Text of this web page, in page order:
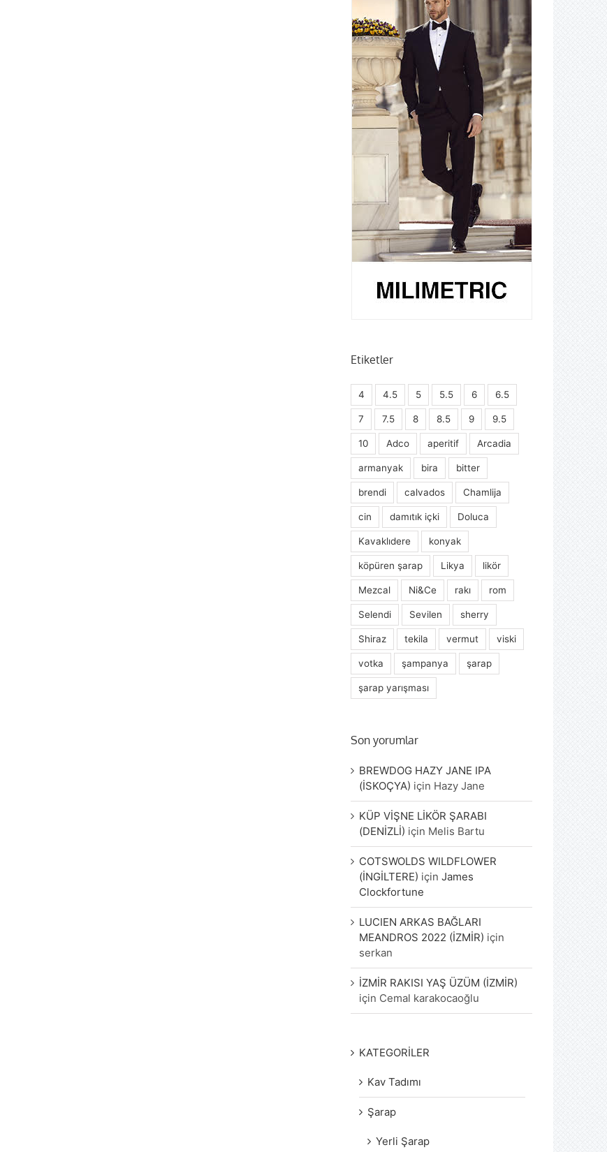
Etiketler
4 4.5 5 5.5 6 6.5
7 7.5 8 8.5 9 9.5
10 Adco aperitif Arcadia
armanyak bira bitter
brendi calvados Chamlija
cin damıtık içki Doluca
Kavaklıdere konyak
köpüren şarap Likya likör
Mezcal Ni&Ce rakı rom
Selendi Sevilen sherry
Shiraz tekila vermut viski
votka şampanya şarap
şarap yarışması
Son yorumlar
BREWDOG HAZY JANE IPA
(İSKOÇYA) için Hazy Jane
KÜP VİŞNE LİKÖR ŞARABI
(DENİZLİ) için Melis Bartu
COTSWOLDS WILDFLOWER
(İNGİLTERE) içinJames
Clockfortune
LUCIEN ARKAS BAĞLARI
MEANDROS 2022 (İZMİR) için
serkan
İZMİR RAKISI YAŞ ÜZÜM (İZMİR)
için Cemal karakocaoğlu
KATEGORİLER
Kav Tadımı
Şarap
Yerli Şarap